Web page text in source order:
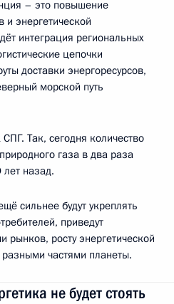
– это повышение
и энергетической
интеграция региональных
цепочки
доставки энергоресурсов,
морской путь
Так, сегодня количество
газа в два раза
назад.
сильнее будут укреплять
приведут
рынков, росту энергетической
частями планеты.
не будет стоять